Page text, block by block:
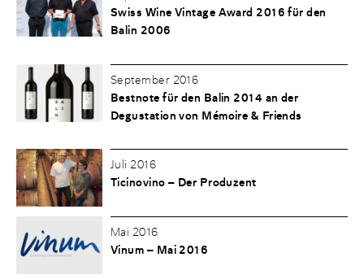
Swiss Wine Vintage Award 2016 für den
Balin 2006
September 2016
Bestnote für den Balin 2014 an der
Degustation von Mémoire & Friends
Juli 2016
Ticinovino – Der Produzent
Mai 2016
Vinum – Mai 2016